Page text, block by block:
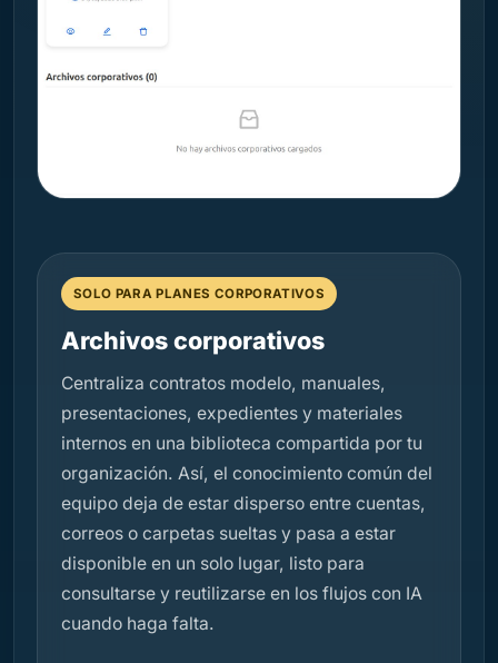
SOLO PARA PLANES CORPORATIVOS
Archivos corporativos
Centraliza contratos modelo, manuales,
presentaciones, expedientes y materiales
internos en una biblioteca compartida por tu
organización. Así, el conocimiento común del
equipo deja de estar disperso entre cuentas,
correos o carpetas sueltas y pasa a estar
disponible en un solo lugar, listo para
consultarse y reutilizarse en los flujos con IA
cuando haga falta.